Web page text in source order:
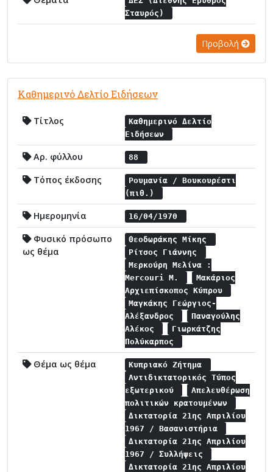
Σταυρός)
Προβολή
Καθημερινό Δελτίο Ειδήσεων
Τίτλος
Καθημερινό Δελτίο
Ειδήσεων
Αρ. φύλλου 88
Τόπος έκδοσης
Ρουμανία / Βουκουρέστι
(πιθ.)
Ημερομηνία 16/04/1970
Φυσικό πρόσωπο
ως θέμα
Θεοδωράκης Μίκης
Ρίτσος Γιάννης
Μερκούρη Μελίνα :
Mercouri M.
Μακάριος
Αρχιεπίσκοπος Κύπρου
Μαγκάκης Γεώργιος-
Αλέξανδρος
Παναγούλης
Αλέκος
Γιωρκάτζης
Πολύκαρπος
Θέμα ως θέμα
Κυπριακό Ζήτημα
Αντιδικτατορικός Τύπος
εξωτερικού
Απελευθέρωση
πολιτικών κρατουμένων
Δικτατορία 21ης Απριλίου
1967 / Βασανιστήρια
Δικτατορία 21ης Απριλίου
1967 / Συλλήψεις
Δικτατορία 21ης Απριλίου